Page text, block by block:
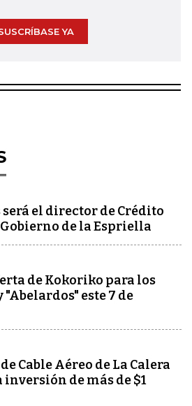
YA
será el director de Crédito
de la Espriella
de Kokoriko para los
"Abelardos" este 7 de
Cable Aéreo de La Calera
de más de $1